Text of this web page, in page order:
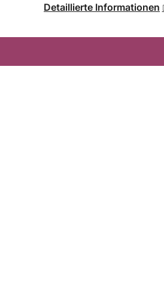
Detaillierte Informationen